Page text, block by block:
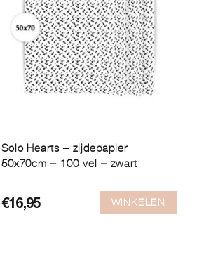
Solo Hearts – zijdepapier
50x70cm – 100 vel – zwart
€16,95 WINKELEN